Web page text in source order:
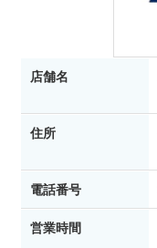
店舗名
住所
電話番号
営業時間